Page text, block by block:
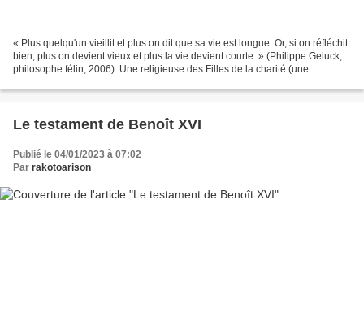
« Plus quelqu'un vieillit et plus on dit que sa vie est longue. Or, si on réfléchit
bien, plus on devient vieux et plus la vie devient courte. » (Philippe Geluck,
philosophe félin, 2006). Une religieuse des Filles de la charité (une
Le testament de Benoît XVI
Publié le 04/01/2023 à 07:02
Par rakotoarison